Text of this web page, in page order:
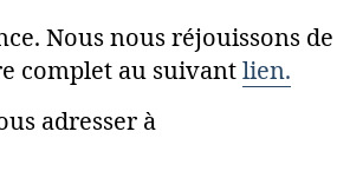
Nous nous réjouissons de
complet au suivantlien.
adresser à